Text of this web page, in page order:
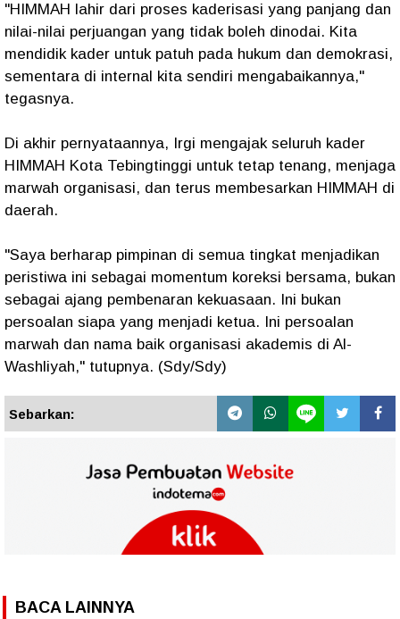
"HIMMAH lahir dari proses kaderisasi yang panjang dan
nilai-nilai perjuangan yang tidak boleh dinodai. Kita
mendidik kader untuk patuh pada hukum dan demokrasi,
sementara di internal kita sendiri mengabaikannya,"
tegasnya.
Di akhir pernyataannya, Irgi mengajak seluruh kader
HIMMAH Kota Tebingtinggi untuk tetap tenang, menjaga
marwah organisasi, dan terus membesarkan HIMMAH di
daerah.
"Saya berharap pimpinan di semua tingkat menjadikan
peristiwa ini sebagai momentum koreksi bersama, bukan
sebagai ajang pembenaran kekuasaan. Ini bukan
persoalan siapa yang menjadi ketua. Ini persoalan
marwah dan nama baik organisasi akademis di Al-
Washliyah," tutupnya. (Sdy/Sdy)
Sebarkan:
BACA LAINNYA